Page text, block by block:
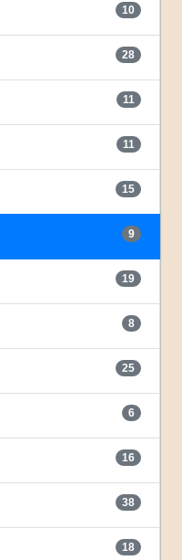
10
28
11
11
15
9
19
8
25
6
16
38
18